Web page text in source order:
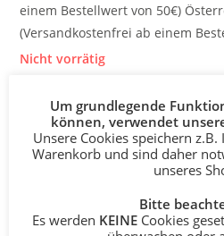
einem Bestellwert von 50€)
(Versandkostenfrei ab einem
Nicht vorrätig
Kategorie:Lieblingsmenschkissen
Um grundlegende
können, verwendet
Unsere Cookies speichern
Warenkorb und sind daher
unseres
Bitte
Es werden KEINECookies